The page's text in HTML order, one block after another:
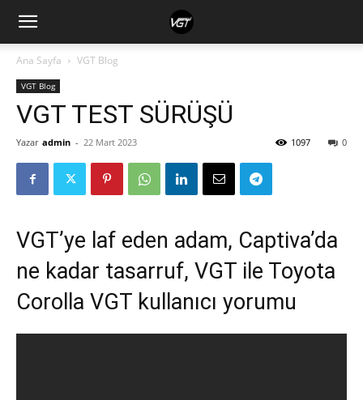
Ana Sayfa VGT Blog
VGT Blog
VGT TEST SÜRÜŞÜ
Yazar admin - 22 Mart 2023 0
1097
VGT’ye laf eden adam, Captiva’da
ne kadar tasarruf, VGT ile Toyota
Corolla VGT kullanıcı yorumu